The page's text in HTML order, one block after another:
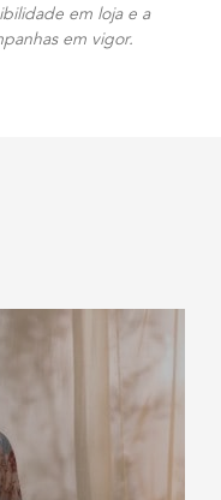
em loja e a
em vigor.